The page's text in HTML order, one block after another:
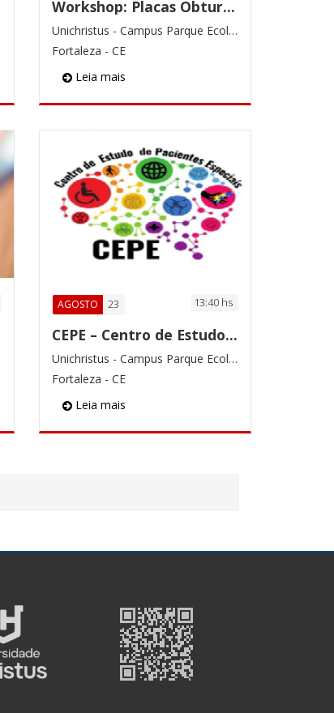
Workshop: Placas Obturadoras+Alinhadores in Office
Unichristus - Campus Parque Ecológico
Fortaleza - CE
Leia mais
AGOSTO 23 13:40 hs
CEPE – Centro de Estudo de Pacientes Especiais
Unichristus - Campus Parque Ecológico
Fortaleza - CE
Leia mais